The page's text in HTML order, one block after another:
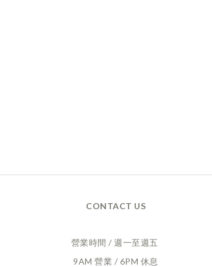
CONTACT US
營業時間 / 週一至週五
9AM 營業 / 6PM 休息